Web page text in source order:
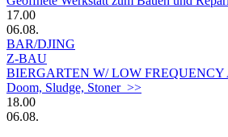
17.00
06.08.
BAR/DJING
Z-BAU
BIERGARTEN W/ LOW FREQUENCY
Doom, Sludge, Stoner >>
18.00
06.08.